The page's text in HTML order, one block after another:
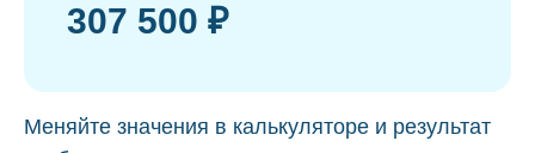
307 500 ₽
Меняйте значения в калькуляторе и результат